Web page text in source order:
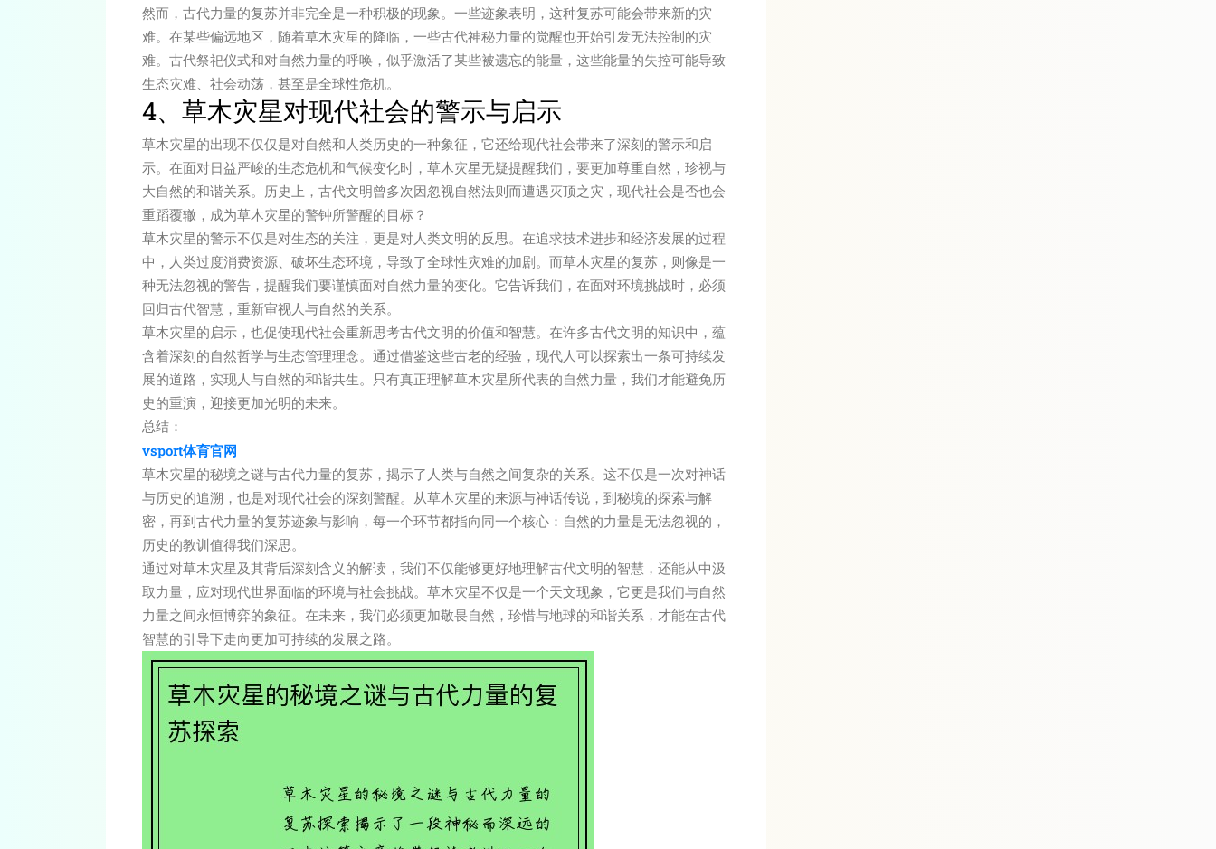
然而，古代力量的复苏并非完全是一种积极的现象。一些迹象表明，这种复苏可能会带来新的灾
难。在某些偏远地区，随着草木灾星的降临，一些古代神秘力量的觉醒也开始引发无法控制的灾
难。古代祭祀仪式和对自然力量的呼唤，似乎激活了某些被遗忘的能量，这些能量的失控可能导致
生态灾难、社会动荡，甚至是全球性危机。
4、草木灾星对现代社会的警示与启示
草木灾星的出现不仅仅是对自然和人类历史的一种象征，它还给现代社会带来了深刻的警示和启
示。在面对日益严峻的生态危机和气候变化时，草木灾星无疑提醒我们，要更加尊重自然，珍视与
大自然的和谐关系。历史上，古代文明曾多次因忽视自然法则而遭遇灭顶之灾，现代社会是否也会
重蹈覆辙，成为草木灾星的警钟所警醒的目标？
草木灾星的警示不仅是对生态的关注，更是对人类文明的反思。在追求技术进步和经济发展的过程
中，人类过度消费资源、破坏生态环境，导致了全球性灾难的加剧。而草木灾星的复苏，则像是一
种无法忽视的警告，提醒我们要谨慎面对自然力量的变化。它告诉我们，在面对环境挑战时，必须
回归古代智慧，重新审视人与自然的关系。
草木灾星的启示，也促使现代社会重新思考古代文明的价值和智慧。在许多古代文明的知识中，蕴
含着深刻的自然哲学与生态管理理念。通过借鉴这些古老的经验，现代人可以探索出一条可持续发
展的道路，实现人与自然的和谐共生。只有真正理解草木灾星所代表的自然力量，我们才能避免历
史的重演，迎接更加光明的未来。
总结：
vsport体育官网
草木灾星的秘境之谜与古代力量的复苏，揭示了人类与自然之间复杂的关系。这不仅是一次对神话
与历史的追溯，也是对现代社会的深刻警醒。从草木灾星的来源与神话传说，到秘境的探索与解
密，再到古代力量的复苏迹象与影响，每一个环节都指向同一个核心：自然的力量是无法忽视的，
历史的教训值得我们深思。
通过对草木灾星及其背后深刻含义的解读，我们不仅能够更好地理解古代文明的智慧，还能从中汲
取力量，应对现代世界面临的环境与社会挑战。草木灾星不仅是一个天文现象，它更是我们与自然
力量之间永恒博弈的象征。在未来，我们必须更加敬畏自然，珍惜与地球的和谐关系，才能在古代
智慧的引导下走向更加可持续的发展之路。